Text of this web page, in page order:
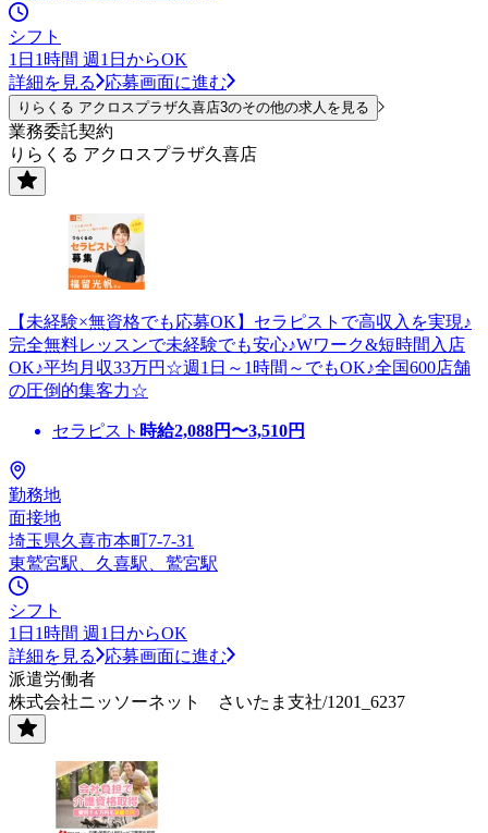
シフト
1日1時間 週1日からOK
詳細を見る
応募画面に進む
りらくる アクロスプラザ久喜店3のその他の求人を見る
業務委託契約
りらくる アクロスプラザ久喜店
【未経験×無資格でも応募OK】セラピストで高収入を実現♪
完全無料レッスンで未経験でも安心♪Wワーク&短時間入店
OK♪平均月収33万円☆週1日～1時間～でもOK♪全国600店舗
の圧倒的集客力☆
セラピスト 時給2,088円〜3,510円
勤務地
面接地
埼玉県久喜市本町7-7-31
東鷲宮駅、久喜駅、鷲宮駅
シフト
1日1時間 週1日からOK
詳細を見る
応募画面に進む
派遣労働者
株式会社ニッソーネット さいたま支社/1201_6237